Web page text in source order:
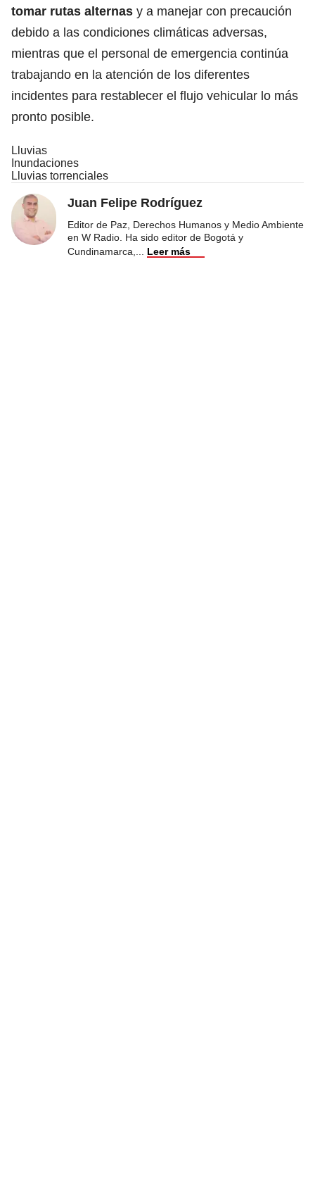
tomar rutas alternas y a manejar con precaución
debido a las condiciones climáticas adversas,
mientras que el personal de emergencia continúa
trabajando en la atención de los diferentes
incidentes para restablecer el flujo vehicular lo más
pronto posible.
Lluvias
Inundaciones
Lluvias torrenciales
Juan Felipe Rodríguez
Editor de Paz, Derechos Humanos y Medio Ambiente
en W Radio. Ha sido editor de Bogotá y
Cundinamarca,
Leer más